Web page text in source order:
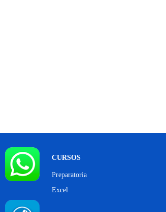
CURSOS
Preparatoria
Excel